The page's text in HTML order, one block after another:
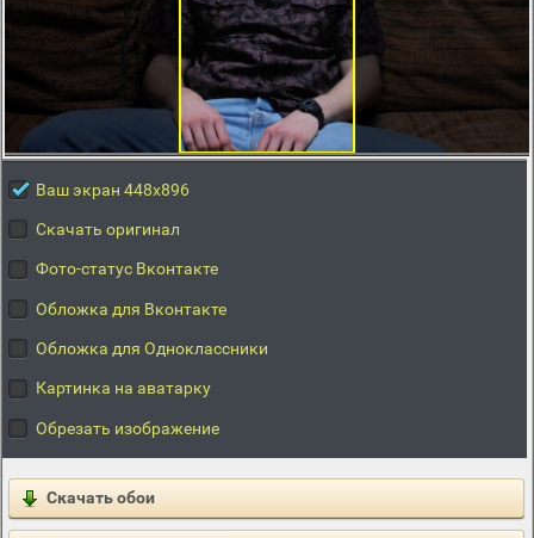
Ваш экран 448x896
Скачать оригинал
Фото-статус Вконтакте
Обложка для Вконтакте
Обложка для Одноклассники
Картинка на аватарку
Обрезать изображение
Скачать обои